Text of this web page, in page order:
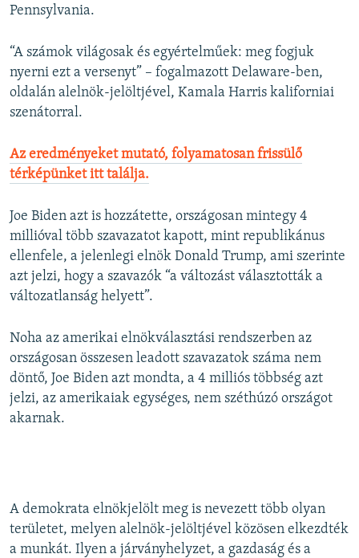
Pennsylvania.
“A számok világosak és egyértelműek: meg fogjuk
nyerni ezt a versenyt” – fogalmazott Delaware-ben,
oldalán alelnök-jelöltjével, Kamala Harris kaliforniai
szenátorral.
Az eredményeket mutató, folyamatosan frissülő
térképünket itt találja.
Joe Biden azt is hozzátette, országosan mintegy 4
millióval több szavazatot kapott, mint republikánus
ellenfele, a jelenlegi elnök Donald Trump, ami szerinte
azt jelzi, hogy a szavazók “a változást választották a
változatlanság helyett”.
Noha az amerikai elnökválasztási rendszerben az
országosan összesen leadott szavazatok száma nem
döntő, Joe Biden azt mondta, a 4 milliós többség azt
jelzi, az amerikaiak egységes, nem széthúzó országot
akarnak.
A demokrata elnökjelölt meg is nevezett több olyan
területet, melyen alelnök-jelöltjével közösen elkezdték
a munkát. Ilyen a járványhelyzet, a gazdaság és a